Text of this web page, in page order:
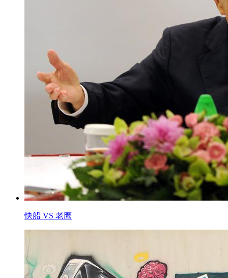
快船 VS 老鹰